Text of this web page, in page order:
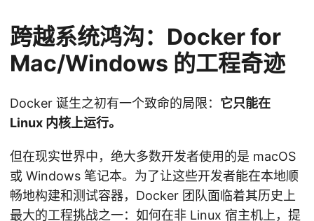
跨越系统鸿沟：Docker for
Mac/Windows 的工程奇迹
Docker 诞生之初有一个致命的局限： 它只能在
Linux 内核上运行。
但在现实世界中，绝大多数开发者使用的是 macOS
或 Windows 笔记本。为了让这些开发者能在本地顺
畅地构建和测试容器，Docker 团队面临着其历史上
最大的工程挑战之一：如何在非 Linux 宿主机上，提